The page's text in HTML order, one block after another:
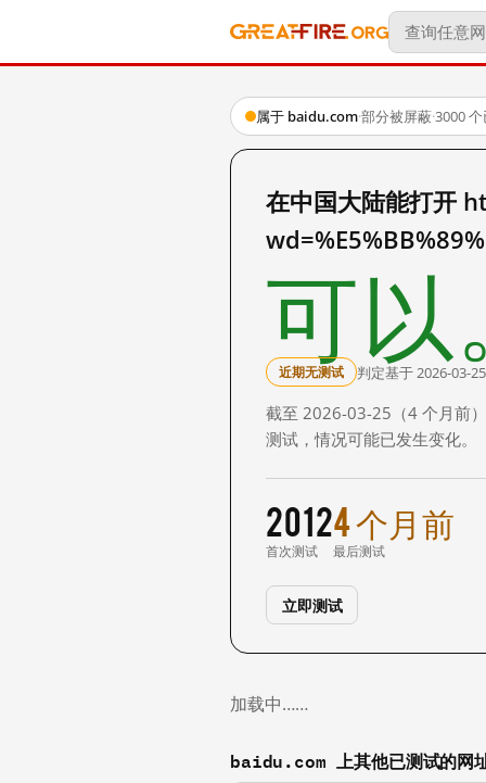
属于 baidu.com·部分被屏蔽·3000
在中国大陆能打开
可以
近期无测试 判定基于 2026-03-
截至 2026-03-25（4 个月前
测试，情况可能已发生变化。
2012
首次测试
4 个月前
最后测试
立即测试
加载中……
baidu.com 上其他已测试的网